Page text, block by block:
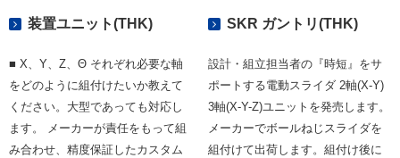
装置ユニット(THK)
■ X、Y、Z、Θ それぞれ必要な軸
をどのように組付けたいか教えて
ください。大型であっても対応し
ます。 メーカーが責任をもって組
み合わせ、精度保証したカスタム
SKR ガントリ(THK)
設計・組立担当者の『時短』をサ
ポートする電動スライダ 2軸(X-Y)
3軸(X-Y-Z)ユニットを発売します。
メーカーでボールねじスライダを
組付けて出荷します。組付け後に